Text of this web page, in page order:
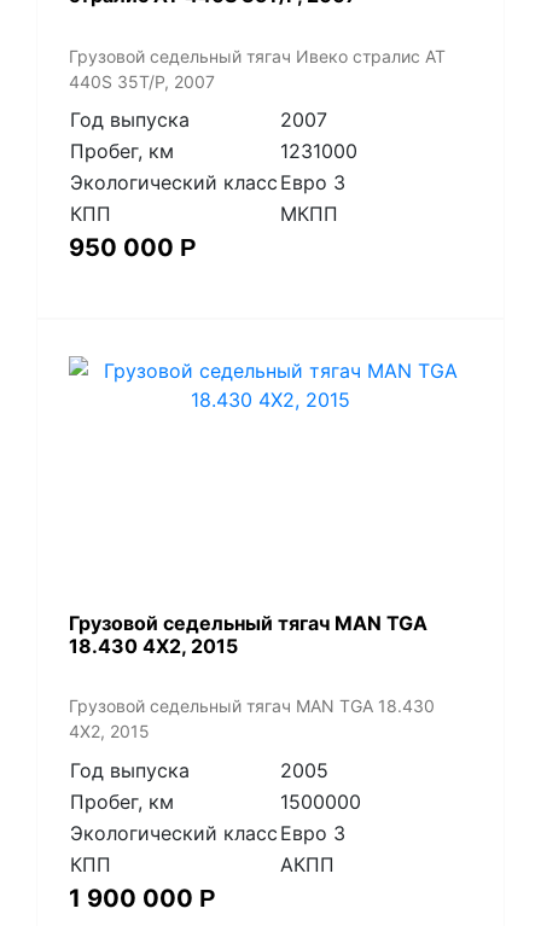
Грузовой седельный тягач Ивеко стралис АТ
440S 35T/P, 2007
Год выпуска
2007
Пробег, км
1231000
Экологический класс Евро 3
КПП
МКПП
950 000 Р
​Грузовой седельный тягач MAN TGA
18.430 4X2, 2015
​Грузовой седельный тягач MAN TGA 18.430
4X2, 2015
Год выпуска
2005
Пробег, км
1500000
Экологический класс Евро 3
КПП
АКПП
1 900 000 Р